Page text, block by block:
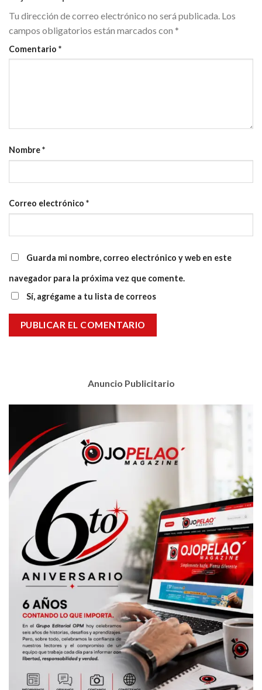
Tu dirección de correo electrónico no será publicada. Los
campos obligatorios están marcados con *
Comentario *
Nombre*
Correo electrónico *
Guarda mi nombre, correo electrónico y web en este
navegador para la próxima vez que comente.
Sí, agrégame a tu lista de correos
Anuncio Publicitario